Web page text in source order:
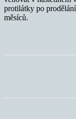
protilátky po
měsíců.